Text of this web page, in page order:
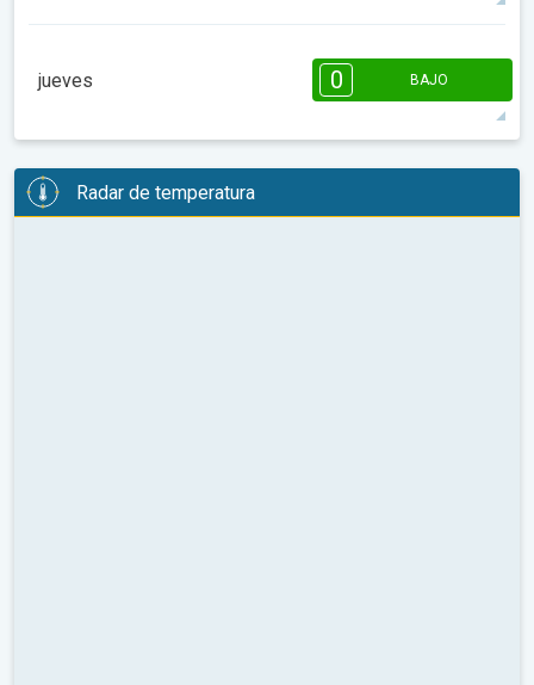
14:00 16:00 18:00
06:24 p.m. 53°
jueves 0 BAJO
08:00
0 h 07:28 a.m. 06:24 p.m. 58°
Radar de temperatura